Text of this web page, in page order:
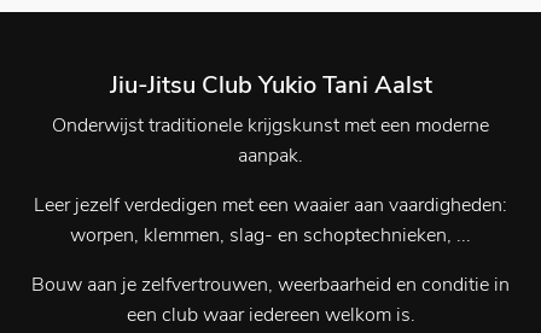
Jiu-Jitsu Club Yukio Tani Aalst
Onderwijst traditionele krijgskunst met een moderne
aanpak.
Leer jezelf verdedigen met een waaier aan vaardigheden:
worpen, klemmen, slag- en schoptechnieken, ...
Bouw aan je zelfvertrouwen, weerbaarheid en conditie in
een club waar iedereen welkom is.